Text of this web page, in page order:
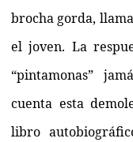
brocha gorda,
el joven. La
“pintamonas”
cuenta esta
libro